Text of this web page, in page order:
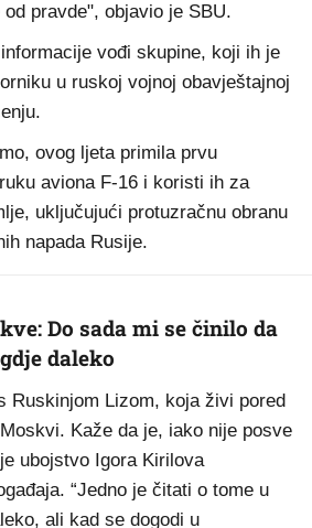
pravde", objavio je SBU.
vođi skupine, koji ih je
u ruskoj vojnoj obavještajnoj
ovog ljeta primila prvu
aviona F-16 i koristi ih za
uključujući protuzračnu obranu
napada Rusije.
Do sada mi se činilo da
daleko
Ruskinjom Lizom, koja živi pored
Kaže da je, iako nije posve
ubojstvo Igora Kirilova
“Jedno je čitati o tome u
ali kad se dogodi u